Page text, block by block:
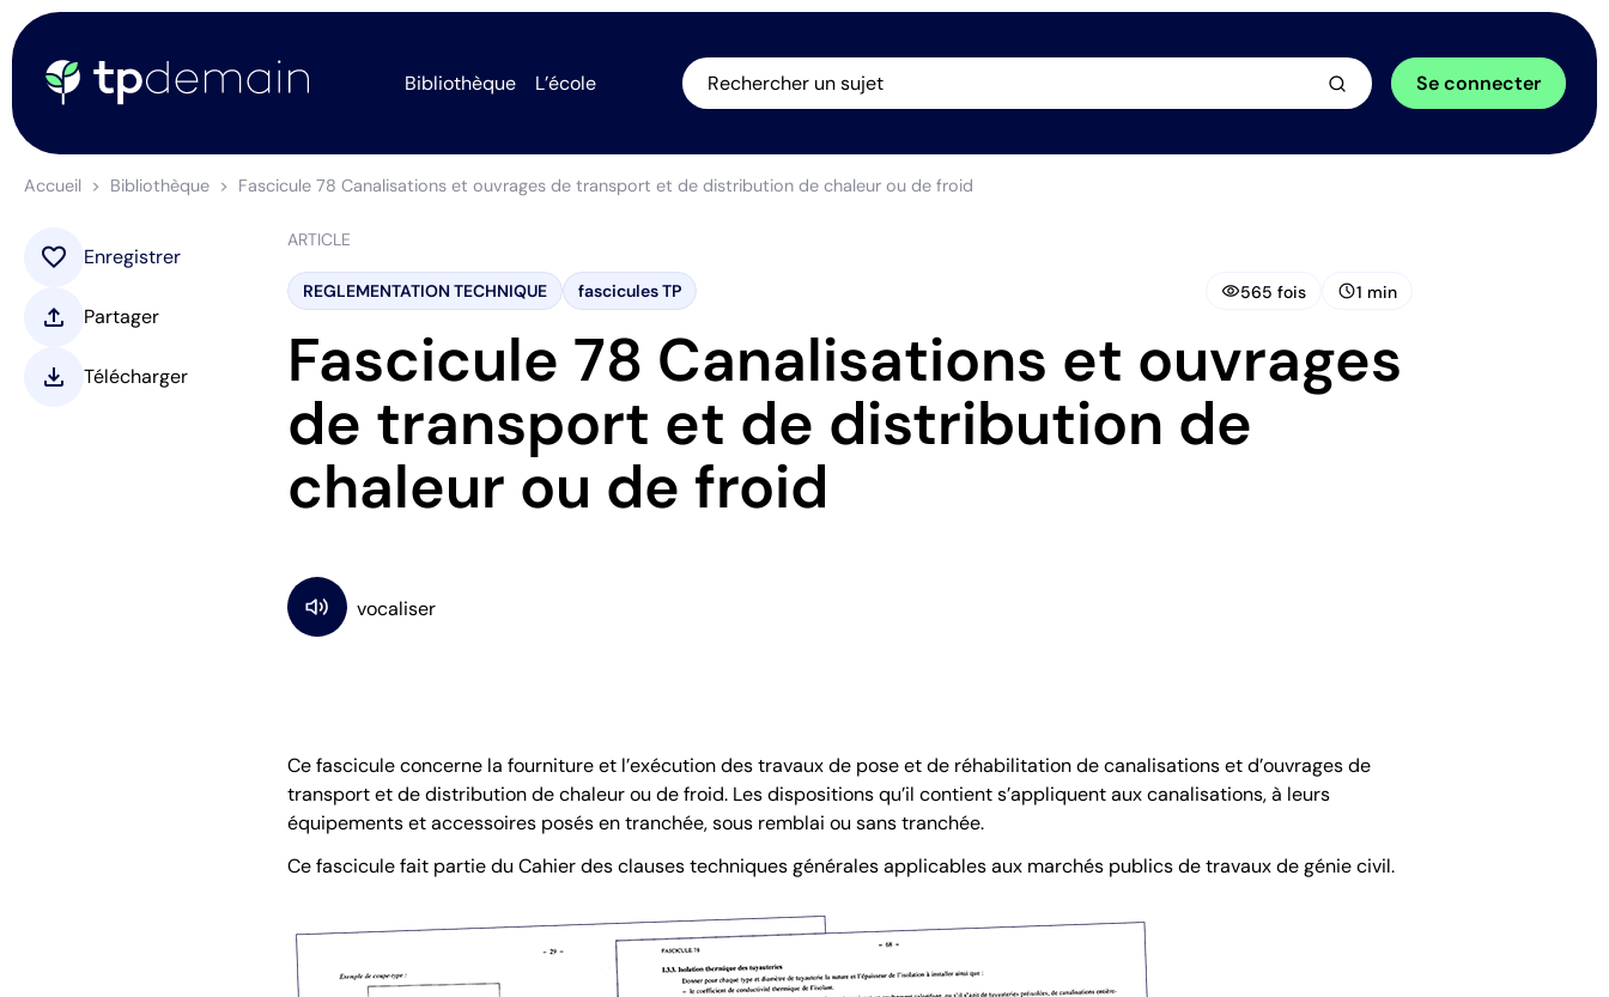
Bibliothèque L’école Rechercher un sujet Se connecter
Accueil Bibliothèque Fascicule 78 Canalisations et ouvrages de transport et de distribution de chaleur ou de froid
ARTICLE
REGLEMENTATION TECHNIQUE fascicules TP visibility565 fois schedule1 min
Fascicule 78 Canalisations et ouvrages
de transport et de distribution de
chaleur ou de froid
Ce fascicule concerne la fourniture et l’exécution des travaux de pose et de réhabilitation de canalisations et d’ouvrages de
transport et de distribution de chaleur ou de froid. Les dispositions qu’il contient s’appliquent aux canalisations, à leurs
équipements et accessoires posés en tranchée, sous remblai ou sans tranchée.
Ce fascicule fait partie du Cahier des clauses techniques générales applicables aux marchés publics de travaux de génie civil.
favorite Enregistrer
upload Partager
download Télécharger
arrow_forward